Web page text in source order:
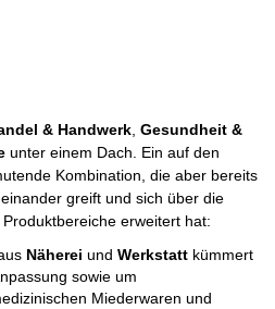
& Handwerk, Gesundheit &
unter einem Dach. Ein auf den
Kombination, die aber bereits
greift und sich über die
erweitert hat:
Näherei undWerkstatt kümmert
sowie um
Miederwaren und